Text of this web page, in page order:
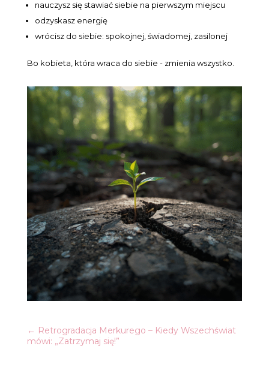
nauczysz się stawiać siebie na pierwszym miejscu
odzyskasz energię
wrócisz do siebie: spokojnej, świadomej, zasilonej
Bo kobieta, która wraca do siebie - zmienia wszystko.
← Retrogradacja Merkurego – Kiedy Wszechświat
mówi: „Zatrzymaj się!”